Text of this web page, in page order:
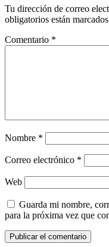
Tu dirección de correo
obligatorios están
Comentario *
Nombre *
Correo electrónico *
Web
Guarda mi nombre,
para la próxima vez que